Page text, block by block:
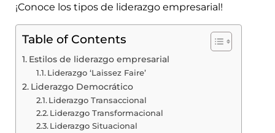
¡Conoce los tipos de liderazgo empresarial!
Table of Contents
Estilos de liderazgo empresarial
Liderazgo ‘Laissez Faire’
Liderazgo Democrático
Liderazgo Transaccional
Liderazgo Transformacional
Liderazgo Situacional